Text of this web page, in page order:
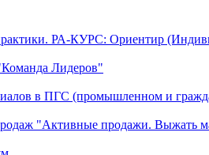
РА-КУРС: Ориентир
Лидеров"
в ПГС (промышленном и
"Активные продажи. Выжать